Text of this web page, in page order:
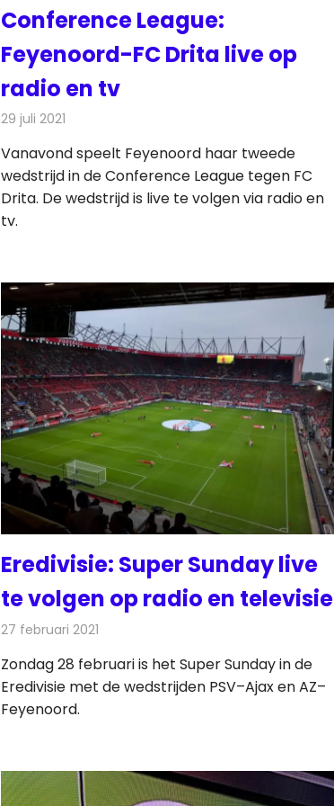
Conference League:
Feyenoord-FC Drita live op
radio en tv
29 juli 2021
Vanavond speelt Feyenoord haar tweede
wedstrijd in de Conference League tegen FC
Drita. De wedstrijd is live te volgen via radio en
tv.
Eredivisie: Super Sunday live
te volgen op radio en televisie
27 februari 2021
Zondag 28 februari is het Super Sunday in de
Eredivisie met de wedstrijden PSV–Ajax en AZ–
Feyenoord.